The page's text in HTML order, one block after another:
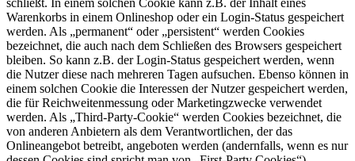
Warenkorbs in einem Onlineshop oder ein Login-Status gespeichert
werden. Als „permanent“ oder „persistent“ werden Cookies
bezeichnet, die auch nach dem Schließen des Browsers gespeichert
bleiben. So kann z.B. der Login-Status gespeichert werden, wenn
die Nutzer diese nach mehreren Tagen aufsuchen. Ebenso können in
einem solchen Cookie die Interessen der Nutzer gespeichert werden,
die für Reichweitenmessung oder Marketingzwecke verwendet
werden. Als „Third-Party-Cookie“ werden Cookies bezeichnet, die
von anderen Anbietern als dem Verantwortlichen, der das
Onlineangebot betreibt, angeboten werden (andernfalls, wenn es nur